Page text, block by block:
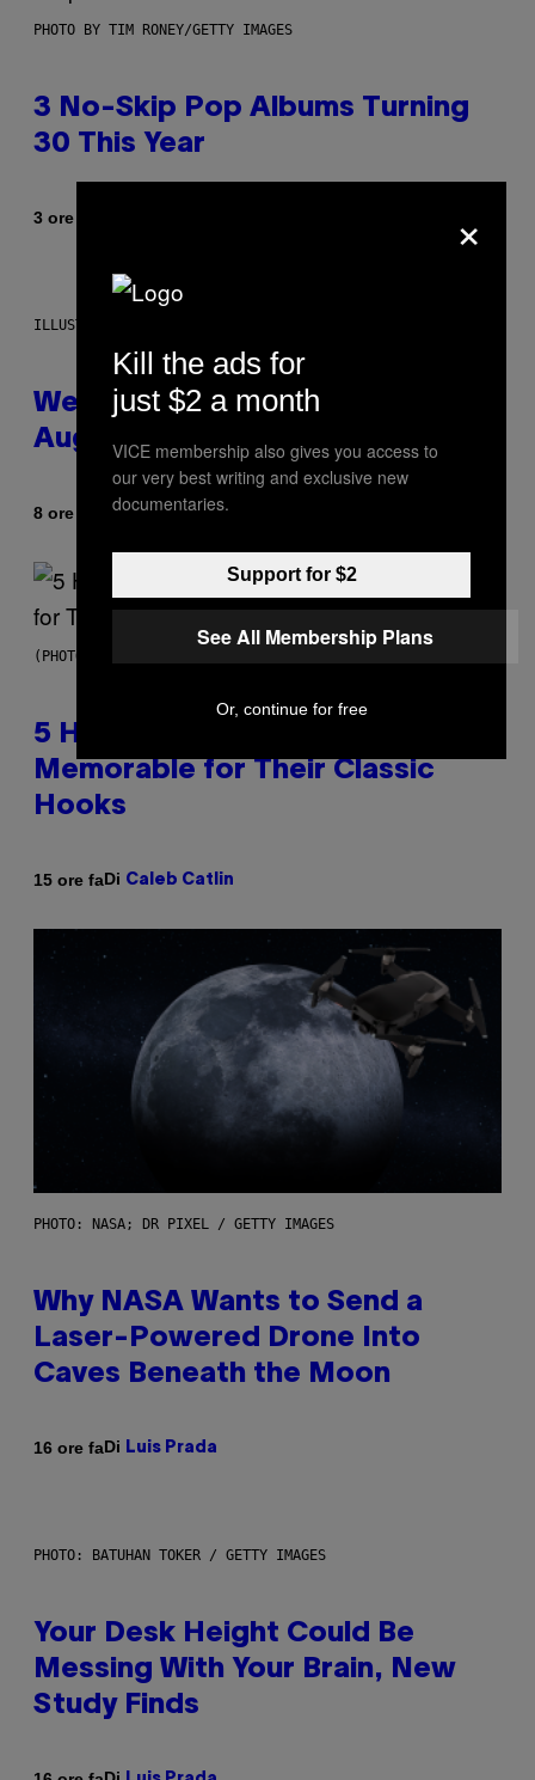
PHOTO BY TIM RONEY/GETTY IMAGES
3 No-Skip Pop Albums Turning
30 This Year
3 ore fa
ILLUSTRATION BY REESA
Weekly Horoscope: August 9-
August 15
8 ore fa DiAshley Fike
(PHOTO BY STEVE GRANITZ/WIREIMAGE)
5 Hip-Hop Songs That Are Most
Memorable for Their Classic
Hooks
15 ore faDi Caleb Catlin
PHOTO: NASA; DR PIXEL / GETTY IMAGES
Why NASA Wants to Send a
Laser-Powered Drone Into
Caves Beneath the Moon
16 ore faDi Luis Prada
PHOTO: BATUHAN TOKER / GETTY IMAGES
Your Desk Height Could Be
Messing With Your Brain, New
Study Finds
×
Kill the ads for
just $2 a month
VICE membership also gives you access to
our very best writing and exclusive new
documentaries.
Support for $2
See All Membership Plans
Or, continue for free